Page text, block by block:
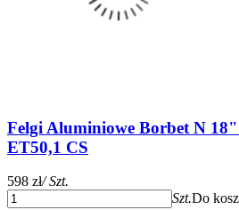
Felgi Aluminiowe Borbet N
ET50,1 CS
598 zł/ Szt.
Szt.Do